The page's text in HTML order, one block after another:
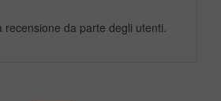
recensione da parte degli utenti.